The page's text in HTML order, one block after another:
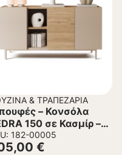
& ΤΡΑΠΕΖΑΡΊΑ
– Κονσόλα
150 σε Κασμίρ –
χρώμα
182-00005
€